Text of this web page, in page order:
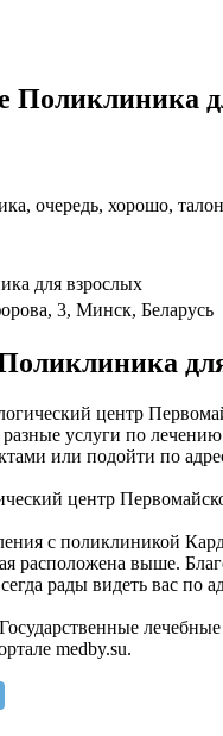
Поликлиника
очередь, хорошо,
для взрослых
3, Минск, Беларусь
центр
услуги по
или подойти по
центр
с поликлиникой
расположена выше.
рады видеть вас
medby.su.